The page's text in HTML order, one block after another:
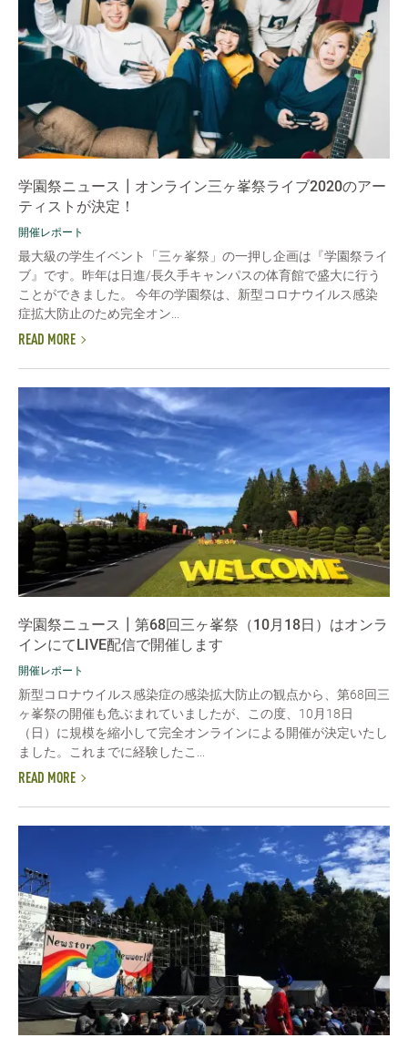
学園祭ニュース┃オンライン三ヶ峯祭ライブ2020のアー
ティストが決定！
開催レポート
最大級の学生イベント「三ヶ峯祭」の一押し企画は『学園祭ライ
ブ』です。昨年は日進/長久手キャンパスの体育館で盛大に行う
ことができました。 今年の学園祭は、新型コロナウイルス感染
症拡大防止のため完全オン...
READ MORE
学園祭ニュース┃第68回三ヶ峯祭（10月18日）はオンラ
インにてLIVE配信で開催します
開催レポート
新型コロナウイルス感染症の感染拡大防止の観点から、第68回三
ヶ峯祭の開催も危ぶまれていましたが、この度、10月18日
（日）に規模を縮小して完全オンラインによる開催が決定いたし
ました。これまでに経験したこ...
READ MORE